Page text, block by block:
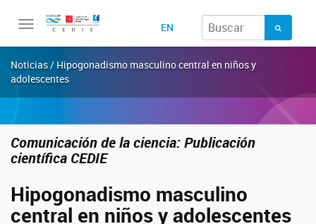
Toggle
EN
Noticias / Hipogonadismo masculino central en niños y
adolescentes
Comunicación de la ciencia: Publicación
científica CEDIE
Hipogonadismo masculino
central en niños y adolescentes